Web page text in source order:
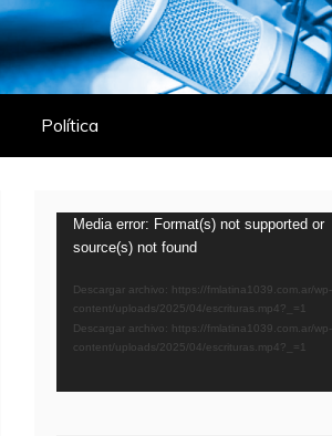
Política
Reproductor
de
video
Media error: Format(s) not supported or
source(s) not found
Descargar archivo: https://fmlatina1039.com.ar/wp-
content/uploads/2025/04/escrituras.mp4?_=1
Descargar archivo: https://fmlatina1039.com.ar/wp-
content/uploads/2025/04/escrituras.mp4?_=1